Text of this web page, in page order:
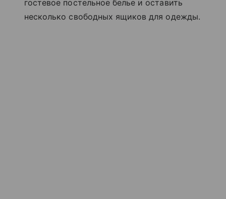
гостевое постельное белье и оставить
несколько свободных ящиков для одежды.